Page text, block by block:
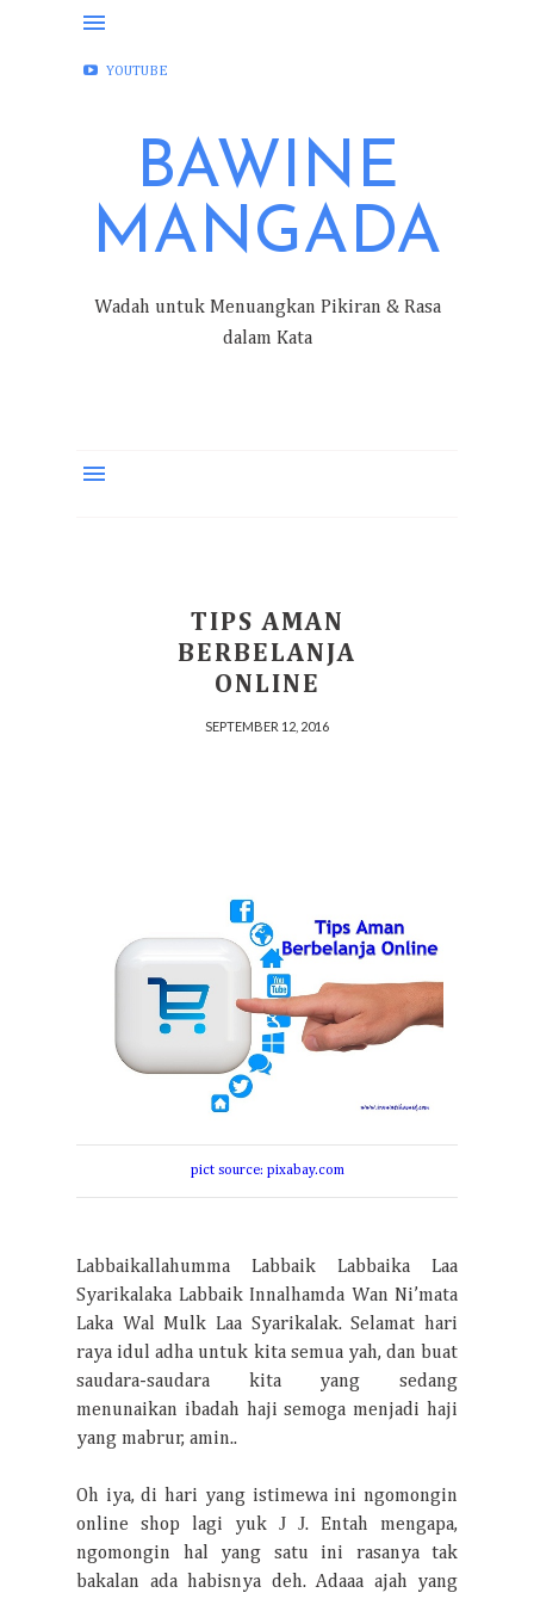
FACEBOOK
YOUTUBE
BAWINE
MANGADA
Wadah untuk Menuangkan Pikiran & Rasa
dalam Kata
TIPS AMAN
BERBELANJA
ONLINE
SEPTEMBER 12, 2016
pict source: pixabay.com
Labbaikallahumma Labbaik Labbaika Laa
Syarikalaka Labbaik Innalhamda Wan Ni’mata
Laka Wal Mulk Laa Syarikalak. Selamat hari
raya idul adha untuk kita semua yah, dan buat
saudara-saudara kita yang sedang
menunaikan ibadah haji semoga menjadi haji
yang mabrur, amin..
Oh iya, di hari yang istimewa ini ngomongin
online shop lagi yuk J J. Entah mengapa,
ngomongin hal yang satu ini rasanya tak
bakalan ada habisnya deh. Adaaa ajah yang